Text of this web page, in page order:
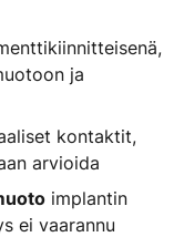
ja
kontaktit,
arvioida
implantin
ei vaarannu